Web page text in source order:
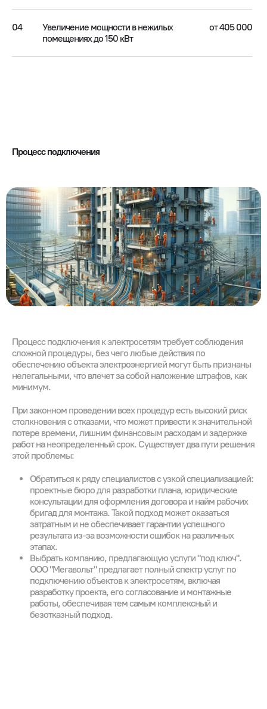
04
Увеличение мощности в нежилых
помещениях до 150 кВт
от 405 000
Процесс подключения
Процесс подключения к электросетям требует соблюдения
сложной процедуры, без чего любые действия по
обеспечению объекта электроэнергией могут быть признаны
нелегальными, что влечет за собой наложение штрафов, как
минимум.
При законном проведении всех процедур есть высокий риск
столкновения с отказами, что может привести к значительной
потере времени, лишним финансовым расходам и задержке
работ на неопределенный срок. Существует два пути решения
этой проблемы:
Обратиться к ряду специалистов с узкой специализацией:
проектные бюро для разработки плана, юридические
консультации для оформления договора и найм рабочих
бригад для монтажа. Такой подход может оказаться
затратным и не обеспечивает гарантии успешного
результата из-за возможности ошибок на различных
этапах.
Выбрать компанию, предлагающую услуги "под ключ".
ООО "Мегавольт" предлагает полный спектр услуг по
подключению объектов к электросетям, включая
разработку проекта, его согласование и монтажные
работы, обеспечивая тем самым комплексный и
безотказный подход.